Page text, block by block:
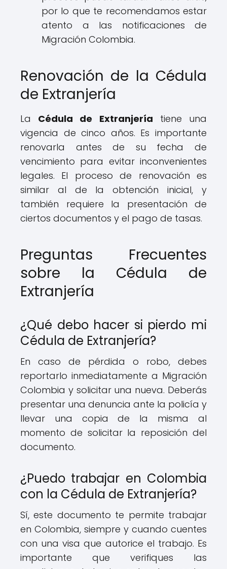
por lo que te recomendamos estar
atento a las notificaciones de
Migración Colombia.
Renovación de la Cédula
de Extranjería
La Cédula de Extranjería tiene una
vigencia de cinco años. Es importante
renovarla antes de su fecha de
vencimiento para evitar inconvenientes
legales. El proceso de renovación es
similar al de la obtención inicial, y
también requiere la presentación de
ciertos documentos y el pago de tasas.
Preguntas Frecuentes
sobre la Cédula de
Extranjería
¿Qué debo hacer si pierdo mi
Cédula de Extranjería?
En caso de pérdida o robo, debes
reportarlo inmediatamente a Migración
Colombia y solicitar una nueva. Deberás
presentar una denuncia ante la policía y
llevar una copia de la misma al
momento de solicitar la reposición del
documento.
¿Puedo trabajar en Colombia
con la Cédula de Extranjería?
Sí, este documento te permite trabajar
en Colombia, siempre y cuando cuentes
con una visa que autorice el trabajo. Es
importante que verifiques las